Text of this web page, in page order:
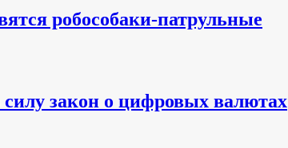
робособаки-патрульные
силу закон о цифровых валютах